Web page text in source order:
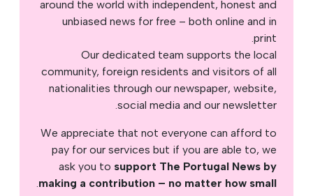
around the world with independent, honest and
unbiased news for free – both online and in
print.
Our dedicated team supports the local
community, foreign residents and visitors of all
nationalities through our newspaper, website,
social media and our newsletter.
We appreciate that not everyone can afford to
pay for our services but if you are able to, we
ask you to support The Portugal News by
making a contribution – no matter how small
.